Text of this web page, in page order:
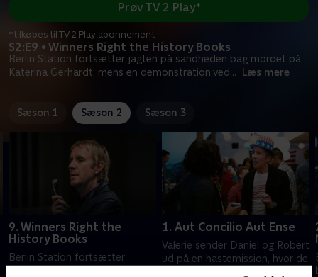
S2:E9 • Winners Right the History Books
Berlin Station fortsætter jagten på sandheden bag mordet på
Katerina Gerhardt, mens en demonstration ved... Læs mere
Prøv TV 2 Play*
*tilkøbes til TV 2 Play abonnement
Sæson 1 Sæson 2 Sæson 3
9. Winners Right the
History Books
Berlin Station fortsætter
1. Aut Concilio Aut Ense
Valerie sender Daniel og Robert
ud på en hastemission, hvor de